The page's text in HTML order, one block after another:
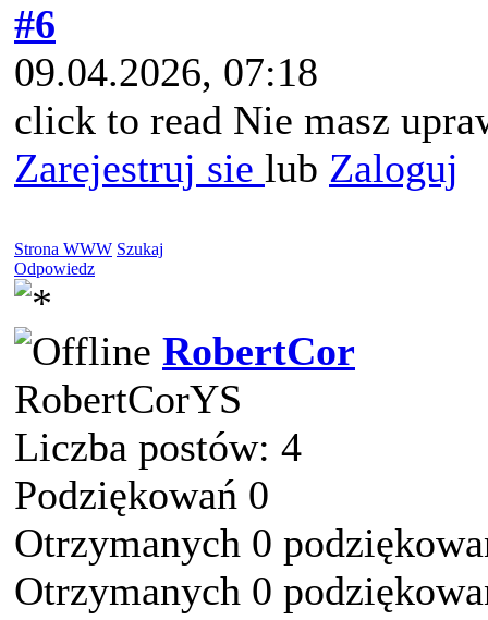
#6
09.04.2026, 07:18
click to read Nie masz
Zarejestruj sie lub Zaloguj
Strona WWW Szukaj
Odpowiedz
RobertCor
RobertCorYS
Liczba postów: 4
Podziękowań 0
Otrzymanych 0
Otrzymanych 0